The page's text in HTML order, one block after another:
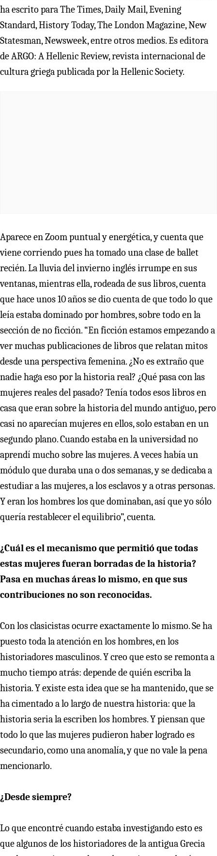
ha escrito para The Times, Daily Mail, Evening
Standard, History Today, The London Magazine, New
Statesman, Newsweek, entre otros medios. Es editora
de ARGO: A Hellenic Review, revista internacional de
cultura griega publicada por la Hellenic Society.
Aparece en Zoom puntual y energética, y cuenta que
viene corriendo pues ha tomado una clase de ballet
recién. La lluvia del invierno inglés irrumpe en sus
ventanas, mientras ella, rodeada de sus libros, cuenta
que hace unos 10 años se dio cuenta de que todo lo que
leía estaba dominado por hombres, sobre todo en la
sección de no ficción. “En ficción estamos empezando a
ver muchas publicaciones de libros que relatan mitos
desde una perspectiva femenina. ¿No es extraño que
nadie haga eso por la historia real? ¿Qué pasa con las
mujeres reales del pasado? Tenía todos esos libros en
casa que eran sobre la historia del mundo antiguo, pero
casi no aparecían mujeres en ellos, solo estaban en un
segundo plano. Cuando estaba en la universidad no
aprendí mucho sobre las mujeres. A veces había un
módulo que duraba una o dos semanas, y se dedicaba a
estudiar a las mujeres, a los esclavos y a otras personas.
Y eran los hombres los que dominaban, así que yo sólo
quería restablecer el equilibrio”, cuenta.
¿Cuál es el mecanismo que permitió que todas
estas mujeres fueran borradas de la historia?
Pasa en muchas áreas lo mismo, en que sus
contribuciones no son reconocidas.
Con los clasicistas ocurre exactamente lo mismo. Se ha
puesto toda la atención en los hombres, en los
historiadores masculinos. Y creo que esto se remonta a
mucho tiempo atrás: depende de quién escriba la
historia. Y existe esta idea que se ha mantenido, que se
ha cimentado a lo largo de nuestra historia: que la
historia seria la escriben los hombres. Y piensan que
todo lo que las mujeres pudieron haber logrado es
secundario, como una anomalía, y que no vale la pena
mencionarlo.
¿Desde siempre?
Lo que encontré cuando estaba investigando esto es
que algunos de los historiadores de la antigua Grecia